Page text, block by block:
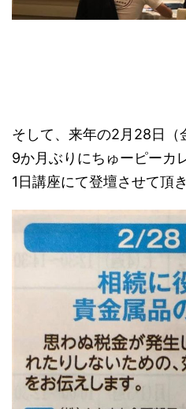
そして、来年の2月28日（
9か月ぶりにちゅーピーカ
1日講座にて登壇させて頂